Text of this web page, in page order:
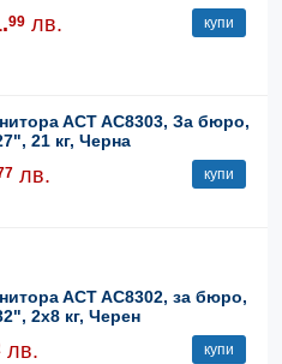
99 лв. купи
ACT AC8303, За бюро,
21 кг, Черна
лв. купи
ACT AC8302, за бюро,
2x8 кг, Черен
лв. купи